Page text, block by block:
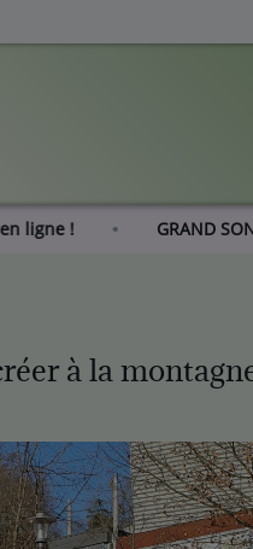
en ligne !
à la